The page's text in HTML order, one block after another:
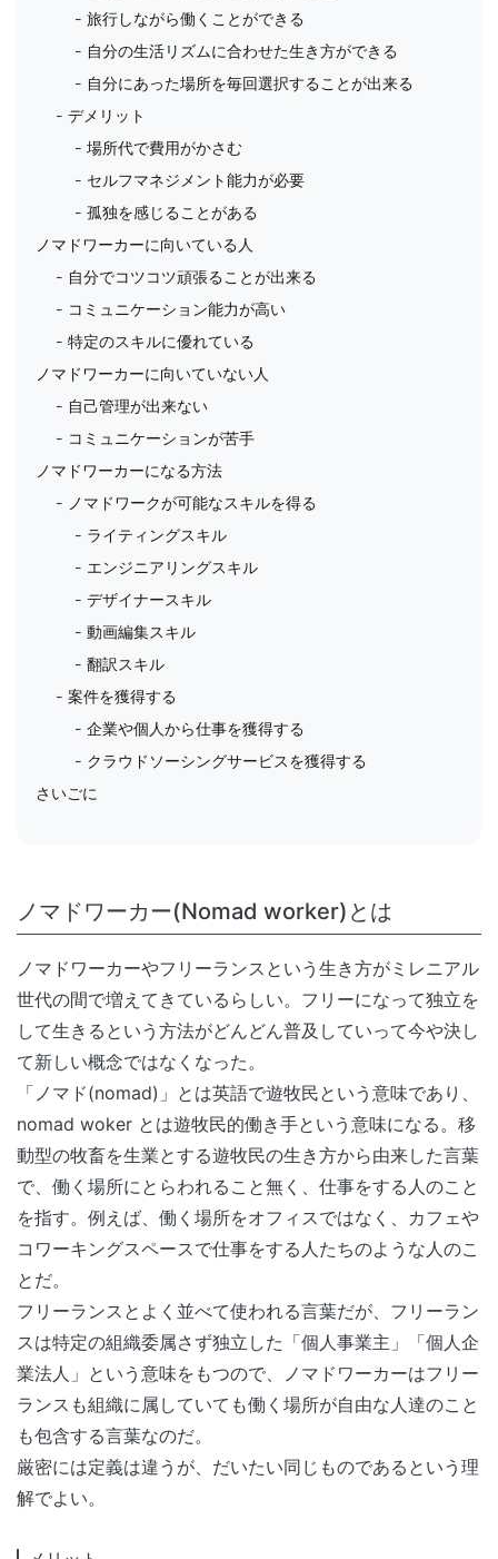
旅行しながら働くことができる
自分の生活リズムに合わせた生き方ができる
自分にあった場所を毎回選択することが出来る
デメリット
場所代で費用がかさむ
セルフマネジメント能力が必要
孤独を感じることがある
ノマドワーカーに向いている人
自分でコツコツ頑張ることが出来る
コミュニケーション能力が高い
特定のスキルに優れている
ノマドワーカーに向いていない人
自己管理が出来ない
コミュニケーションが苦手
ノマドワーカーになる方法
ノマドワークが可能なスキルを得る
ライティングスキル
エンジニアリングスキル
デザイナースキル
動画編集スキル
翻訳スキル
案件を獲得する
企業や個人から仕事を獲得する
クラウドソーシングサービスを獲得する
さいごに
ノマドワーカー(Nomad worker)とは
ノマドワーカーやフリーランスという生き方がミレニアル
世代の間で増えてきているらしい。フリーになって独立を
して生きるという方法がどんどん普及していって今や決し
て新しい概念ではなくなった。
「ノマド(nomad)」とは英語で遊牧民という意味であり、
nomad woker とは遊牧民的働き手という意味になる。移
動型の牧畜を生業とする遊牧民の生き方から由来した言葉
で、働く場所にとらわれること無く、仕事をする人のこと
を指す。例えば、働く場所をオフィスではなく、カフェや
コワーキングスペースで仕事をする人たちのような人のこ
とだ。
フリーランスとよく並べて使われる言葉だが、フリーラン
スは特定の組織委属さず独立した「個人事業主」「個人企
業法人」という意味をもつので、ノマドワーカーはフリー
ランスも組織に属していても働く場所が自由な人達のこと
も包含する言葉なのだ。
厳密には定義は違うが、だいたい同じものであるという理
解でよい。